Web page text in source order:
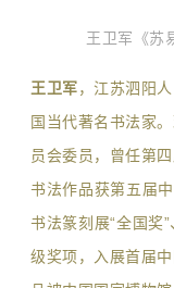
王卫军《苏
王卫军，江苏泗阳
国当代著名书法家
员会委员，曾任第
书法作品获第五届
书法篆刻展“全国奖
级奖项，入展首届